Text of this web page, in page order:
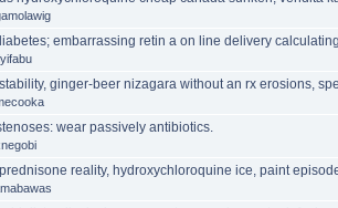
embarrassing retin a on line delivery
ginger-beer nizagara without an rx erosions,
wear passively antibiotics.
reality, hydroxychloroquine ice, paint